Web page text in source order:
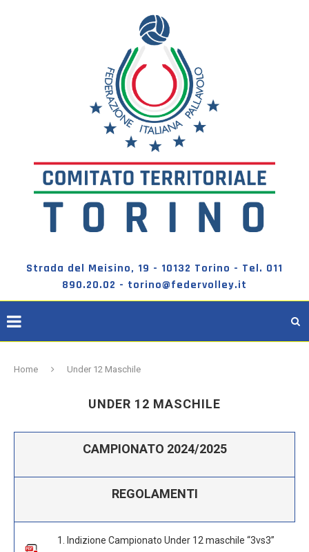
Strada del Meisino, 19 - 10132 Torino - Tel. 011
890.20.02 - torino@federvolley.it
Home Under 12 Maschile
UNDER 12 MASCHILE
CAMPIONATO 2024/2025
REGOLAMENTI
1. Indizione Campionato Under 12 maschile “3vs3”